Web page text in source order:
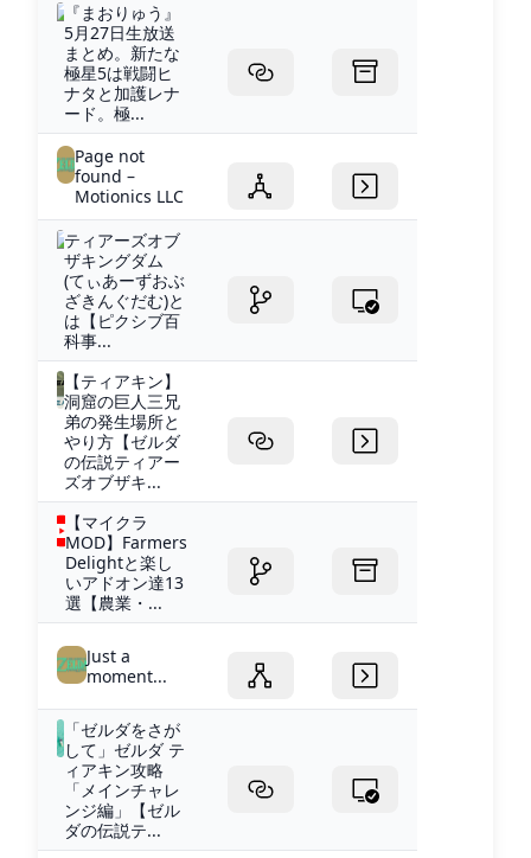
『まおりゅう』
5月27日生放送
まとめ。新たな
極星5は戦闘ヒ
ナタと加護レナ
ード。極...
Page not
found –
Motionics LLC
ティアーズオブ
ザキングダム
(てぃあーずおぶ
ざきんぐだむ)と
は【ピクシブ百
科事...
【ティアキン】
洞窟の巨人三兄
弟の発生場所と
やり方【ゼルダ
の伝説ティアー
ズオブザキ...
【マイクラ
MOD】Farmers
Delightと楽し
いアドオン達13
選【農業・...
Just a
moment...
「ゼルダをさが
して」ゼルダ テ
ィアキン攻略
「メインチャレ
ンジ編」【ゼル
ダの伝説テ...